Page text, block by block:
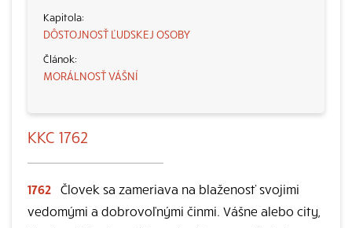
DÔSTOJNOSŤ ĽUDSKEJ OSOBY
MORÁLNOSŤ VÁŠNÍ
KKC 1762
1762 Človek sa zameriava na blaženosť svojimi
vedomými a dobrovoľnými činmi. Vášne alebo city,